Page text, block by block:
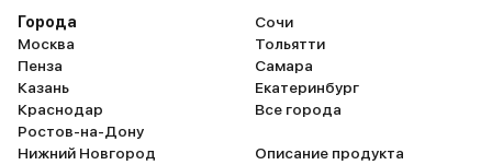
Города
Москва
Пенза
Казань
Краснодар
Ростов-на-Дону
Нижний Новгород
Сочи
Тольятти
Самара
Екатеринбург
Все города
Описание продукта